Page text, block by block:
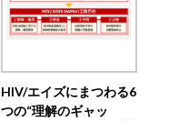
HIV/エイズにまつわる6
つの“理解のギャッ